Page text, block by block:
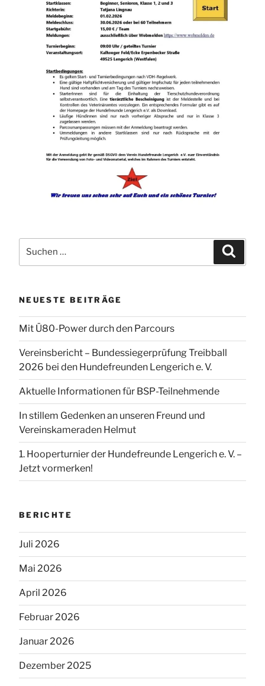
nach:
NEUESTE BEITRÄGE
Mit Ü80-Power durch den Parcours
Vereinsbericht – Bundessiegerprüfung Treibball
2026 bei den Hundefreunden Lengerich e. V.
Aktuelle Informationen für BSP-Teilnehmende
In stillem Gedenken an unseren Freund und
Vereinskameraden Helmut
1. Hooperturnier der Hundefreunde Lengerich e. V. –
Jetzt vormerken!
BERICHTE
Juli 2026
Mai 2026
April 2026
Februar 2026
Januar 2026
Dezember 2025